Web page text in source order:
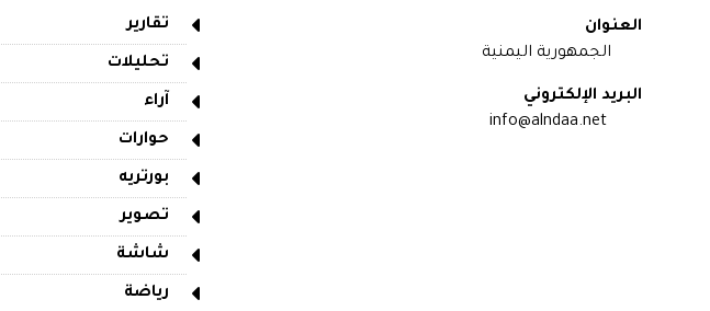
العنوان
الجمهورية اليمنية
البريد الإلكتروني
info@alndaa.net
تقارير
تحليلات
آراء
حوارات
بورتريه
تصوير
شاشة
رياضة